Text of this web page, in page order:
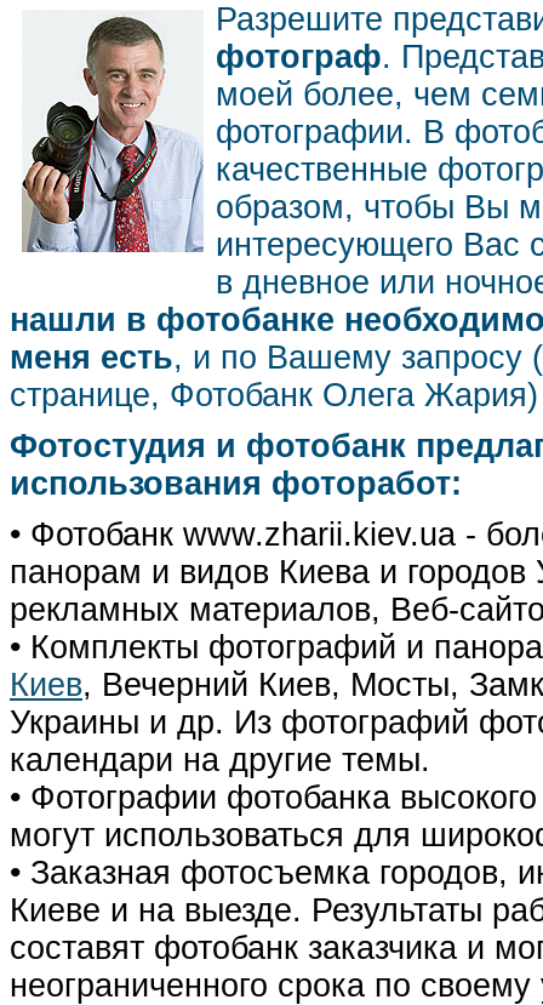
Разрешите
фотограф.
моей более, чем
фотографии. В
качественные
образом, чтобы Вы
интересующего Вас
в дневное или
нашли в фотобанке
меня есть, и по Вашему запросу
странице, Фотобанк Олега
Фотостудия и фотобанк
использования фоторабот:
• Фотобанк www.zharii.kiev.ua -
панорам и видов Киева и городов
рекламных материалов, Веб-
• Комплекты фотографий и
Киев, Вечерний Киев, Мосты,
Украины и др. Из фотографий
календари на другие темы.
• Фотографии фотобанка
могут использоваться для
• Заказная фотосъемка городов,
Киеве и на выезде. Результаты
составят фотобанк заказчика и
неограниченного срока по